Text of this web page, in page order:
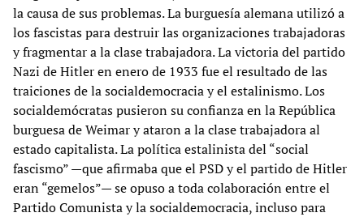
la causa de sus problemas. La burguesía alemana utilizó a
los fascistas para destruir las organizaciones trabajadoras
y fragmentar a la clase trabajadora. La victoria del partido
Nazi de Hitler en enero de 1933 fue el resultado de las
traiciones de la socialdemocracia y el estalinismo. Los
socialdemócratas pusieron su confianza en la República
burguesa de Weimar y ataron a la clase trabajadora al
estado capitalista. La política estalinista del “social
fascismo” —que afirmaba que el PSD y el partido de Hitler
eran “gemelos”— se opuso a toda colaboración entre el
Partido Comunista y la socialdemocracia, incluso para